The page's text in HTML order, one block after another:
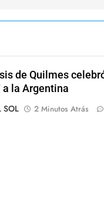
de Quilmes
a la Argentina
SOL
2 Minutos Atrás